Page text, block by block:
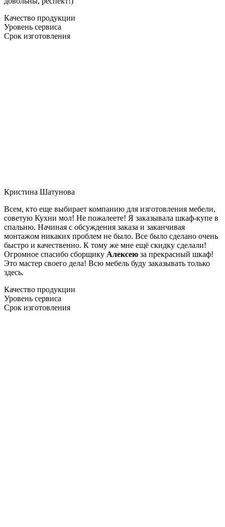
Качество продукции
Уровень сервиса
Срок изготовления
Кристина Шатунова
Всем, кто еще выбирает компанию для изготовления мебели,
советую Кухни мол! Не пожалеете! Я заказывала шкаф-купе в
спальню. Начиная с обсуждения заказа и заканчивая
монтажом никаких проблем не было. Все было сделано очень
быстро и качественно. К тому же мне ещё скидку сделали!
Огромное спасибо сборщику Алексею за прекрасный шкаф!
Это мастер своего дела! Всю мебель буду заказывать только
здесь.
Качество продукции
Уровень сервиса
Срок изготовления